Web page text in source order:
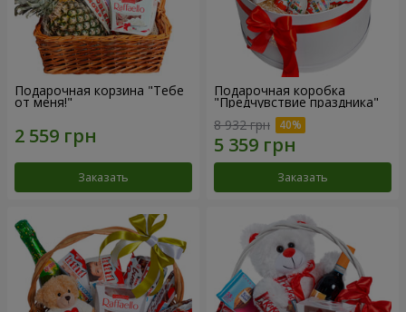
Подарочная корзина "Тебе
от меня!"
Заказать
Подарочная коробка
"Предчувствие праздника"
8 932 грн
Заказать